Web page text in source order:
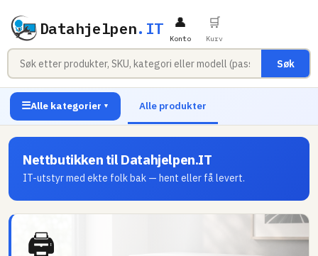
Datahjelpen.IT
Søk
👤
Konto
🛒
Kurv
☰Alle kategorier ▼ Alle produkter
Nettbutikken til Datahjelpen.IT
IT-utstyr med ekte folk bak — hent eller få levert.
🖨